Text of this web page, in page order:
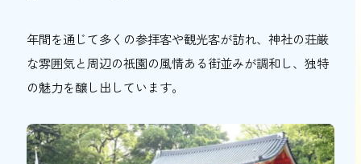
年間を通じて多くの参拝客や観光客が訪れ、神社の荘厳
な雰囲気と周辺の祇園の風情ある街並みが調和し、独特
の魅力を醸し出しています。